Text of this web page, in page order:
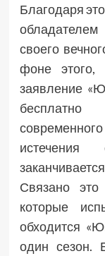
Благодаря
своего
фоне этого,
заявление
истечения
Связано
которые
обходится
один сезон.